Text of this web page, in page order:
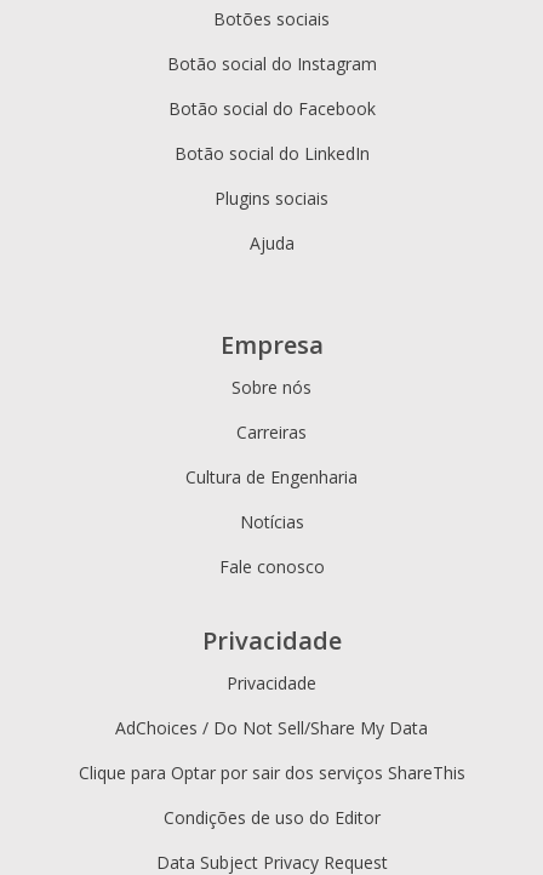
Botões sociais
Botão social do Instagram
Botão social do Facebook
Botão social do LinkedIn
Plugins sociais
Ajuda
Empresa
Sobre nós
Carreiras
Cultura de Engenharia
Notícias
Fale conosco
Privacidade
Privacidade
AdChoices / Do Not Sell/Share My Data
Clique para Optar por sair dos serviços ShareThis
Condições de uso do Editor
Data Subject Privacy Request